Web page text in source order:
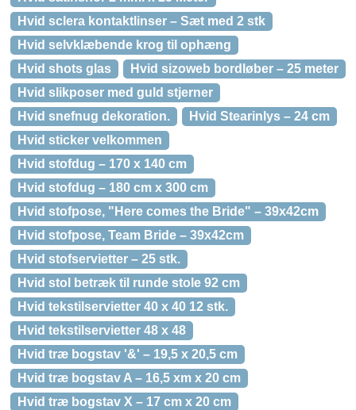
Hvid sclera kontaktlinser – Sæt med 2 stk
Hvid selvklæbende krog til ophæng
Hvid shots glas
Hvid sizoweb bordløber – 25 meter
Hvid slikposer med guld stjerner
Hvid snefnug dekoration.
Hvid Stearinlys – 24 cm
Hvid sticker velkommen
Hvid stofdug – 170 x 140 cm
Hvid stofdug – 180 cm x 300 cm
Hvid stofpose, "Here comes the Bride" – 39x42cm
Hvid stofpose, Team Bride – 39x42cm
Hvid stofservietter – 25 stk.
Hvid stol betræk til runde stole 92 cm
Hvid tekstilservietter 40 x 40 12 stk.
Hvid tekstilservietter 48 x 48
Hvid træ bogstav '&' – 19,5 x 20,5 cm
Hvid træ bogstav A – 16,5 xm x 20 cm
Hvid træ bogstav X – 17 cm x 20 cm